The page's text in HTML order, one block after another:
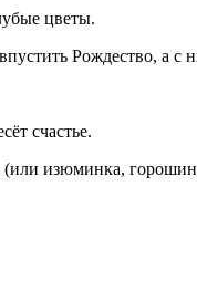
цветы.
Рождество, а с
счастье.
изюминка,